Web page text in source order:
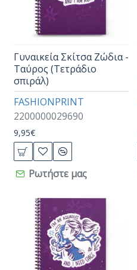
FASHIONPRINT
2200000029690
Γυναικεία Σκίτσα Ζώδια -
Ταύρος (Τετράδιο
σπιράλ)
9,95€
Ρωτήστε μας